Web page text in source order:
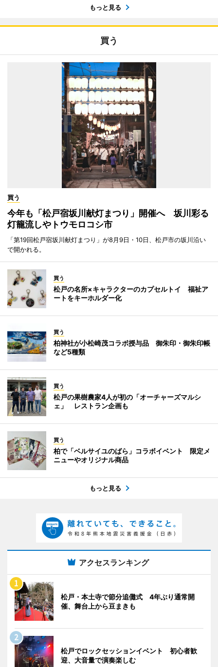
もっと見る
買う
買う
今年も「松戸宿坂川献灯まつり」開催へ 坂川彩る
灯籠流しやトウモロコシ市
「第19回松戸宿坂川献灯まつり」が8月9日・10日、松戸市の坂川沿い
で開かれる。
買う
松戸の名所×キャラクターのカプセルトイ 福祉ア
ートをキーホルダー化
買う
柏神社が小松崎茂コラボ授与品 御朱印・御朱印帳
など5種類
買う
松戸の果樹農家4人が初の「オーチャーズマルシ
ェ」 レストラン企画も
買う
柏で「ベルサイユのばら」コラボイベント 限定メ
ニューやオリジナル商品
もっと見る
アクセスランキング
松戸・本土寺で節分追儺式 4年ぶり通常開
催、舞台上から豆まきも
松戸でロックセッションイベント 初心者歓
迎、大音量で演奏楽しむ